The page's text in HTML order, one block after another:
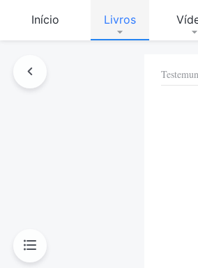
Início Livros